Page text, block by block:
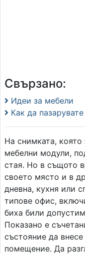
Свързано:
Идеи за мебели
Как да
На снимката,
мебелни модули,
стая. Но в същото
своето място и в
дневна, кухня или
типове офис,
биха били
Показано е
състояние да
помещение. Да